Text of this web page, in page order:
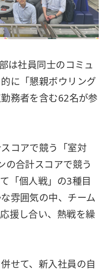
は社員同士のコミュ
に「懇親ボウリング
務者を含む62名が参
コアで競う「室対
の合計スコアで競う
「個人戦」の3種目
雰囲気の中、チーム
援し合い、熱戦を繰
せて、新入社員の自